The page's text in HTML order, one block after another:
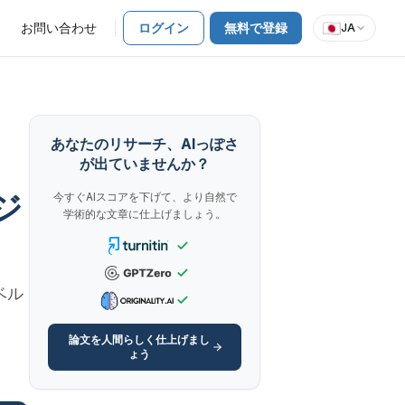
お問い合わせ ログイン 無料で登録 JA
ル
あなたのリサーチ、AIっぽさ
が出ていませんか？
今すぐAIスコアを下げて、より自然で
学術的な文章に仕上げましょう。
論文を人間らしく仕上げまし
ょう